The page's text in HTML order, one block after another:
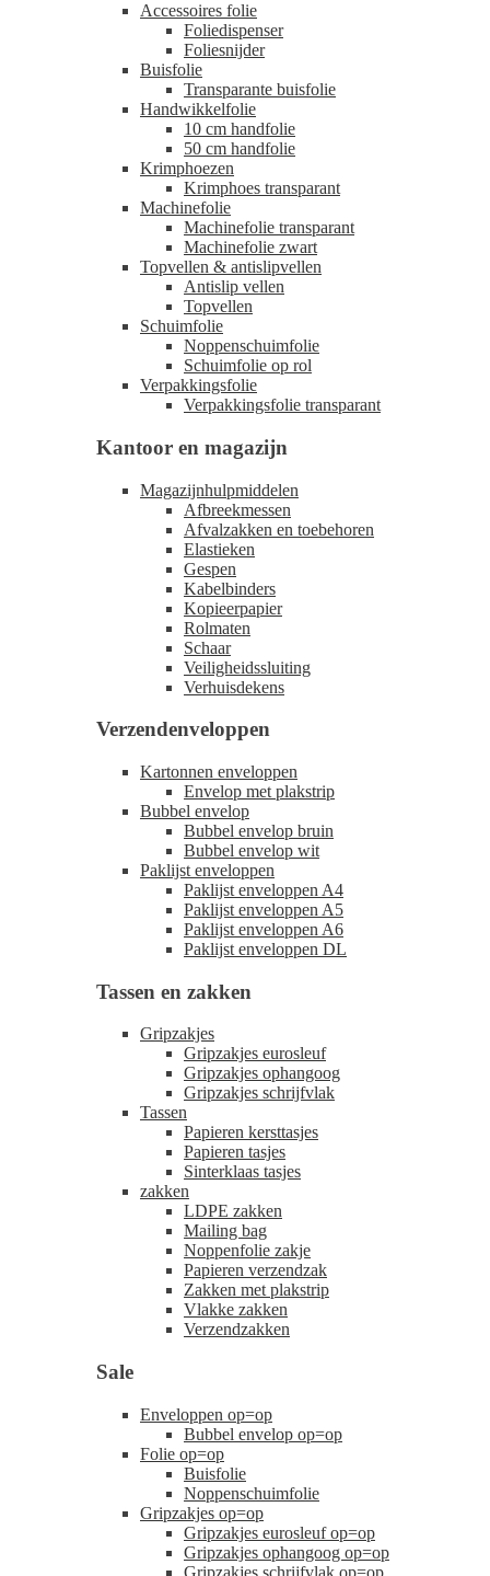
Accessoires folie
Foliedispenser
Foliesnijder
Buisfolie
Transparante buisfolie
Handwikkelfolie
10 cm handfolie
50 cm handfolie
Krimphoezen
Krimphoes transparant
Machinefolie
Machinefolie transparant
Machinefolie zwart
Topvellen & antislipvellen
Antislip vellen
Topvellen
Schuimfolie
Noppenschuimfolie
Schuimfolie op rol
Verpakkingsfolie
Verpakkingsfolie transparant
Kantoor en magazijn
Magazijnhulpmiddelen
Afbreekmessen
Afvalzakken en toebehoren
Elastieken
Gespen
Kabelbinders
Kopieerpapier
Rolmaten
Schaar
Veiligheidssluiting
Verhuisdekens
Verzendenveloppen
Kartonnen enveloppen
Envelop met plakstrip
Bubbel envelop
Bubbel envelop bruin
Bubbel envelop wit
Paklijst enveloppen
Paklijst enveloppen A4
Paklijst enveloppen A5
Paklijst enveloppen A6
Paklijst enveloppen DL
Tassen en zakken
Gripzakjes
Gripzakjes eurosleuf
Gripzakjes ophangoog
Gripzakjes schrijfvlak
Tassen
Papieren kersttasjes
Papieren tasjes
Sinterklaas tasjes
zakken
LDPE zakken
Mailing bag
Noppenfolie zakje
Papieren verzendzak
Zakken met plakstrip
Vlakke zakken
Verzendzakken
Sale
Enveloppen op=op
Bubbel envelop op=op
Folie op=op
Buisfolie
Noppenschuimfolie
Gripzakjes op=op
Gripzakjes eurosleuf op=op
Gripzakjes ophangoog op=op
Gripzakjes schrijfvlak op=op